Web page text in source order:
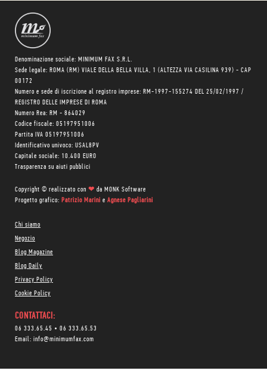
Denominazione sociale: MINIMUM FAX S.R.L.
Sede legale: ROMA (RM) VIALE DELLA BELLA VILLA, 1 (ALTEZZA VIA CASILINA 939) - CAP
00172
Numero e sede di iscrizione al registro imprese: RM-1997-155274 DEL 25/02/1997 /
REGISTRO DELLE IMPRESE DI ROMA
Numero Rea: RM - 864029
Codice fiscale: 05197951006
Partita IVA 05197951006
Identificativo univoco: USAL8PV
Capitale sociale: 10.400 EURO
Trasparenza su aiuti pubblici
Copyright © realizzato con ❤ da MONK Software
Progetto grafico: Patrizio Marini e Agnese Pagliarini
Chi siamo
Negozio
Blog Magazine
Blog Daily
Privacy Policy
Cookie Policy
CONTATTACI:
06 333.65.45 • 06 333.65.53
Email: info@minimumfax.com